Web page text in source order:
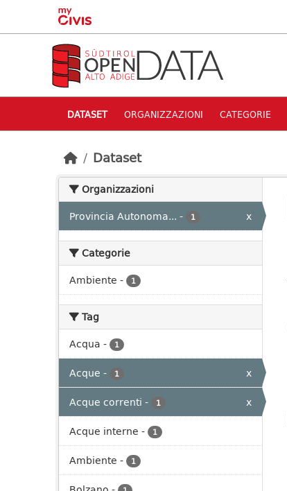
Skip to main content
DATASET ORGANIZZAZIONI CATEGORIE
Dataset
Organizzazioni
Provincia Autonoma... - 1 x
Categorie
Ambiente - 1
Tag
Acqua - 1
Acque - 1
x
Acque correnti - 1
x
Acque interne - 1
Ambiente - 1